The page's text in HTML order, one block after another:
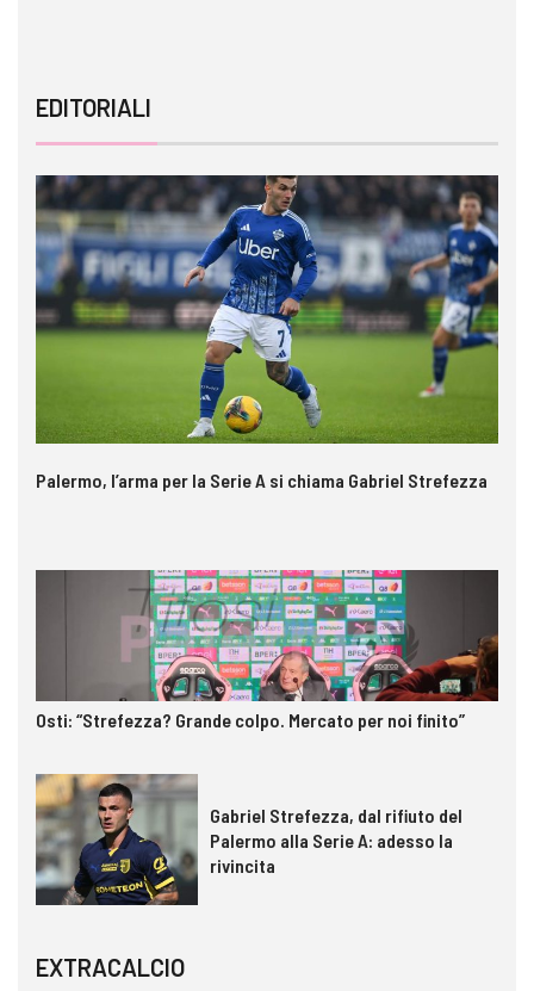
EDITORIALI
Palermo, l’arma per la Serie A si chiama Gabriel Strefezza
Osti: “Strefezza? Grande colpo. Mercato per noi finito”
Gabriel Strefezza, dal rifiuto del
Palermo alla Serie A: adesso la
rivincita
EXTRACALCIO